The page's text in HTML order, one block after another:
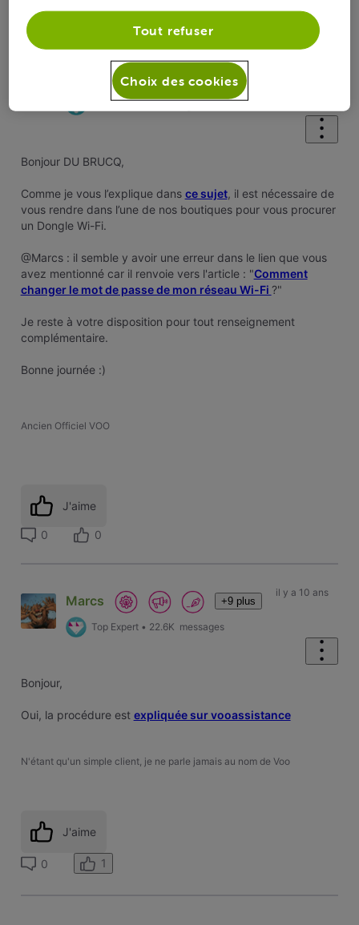
First
Solution acceptée Solution officielle
+9 plus
Bonjour DU BRUCQ,
Comme je vous l’explique dans ce sujet, il est nécessaire de
vous rendre dans l’une de nos boutiques pour vous procurer
un Dongle Wi-Fi.
@Marcs : il semble y avoir une erreur dans le lien que vous
avez mentionné car il renvoie vers l'article : "Comment
changer le mot de passe de mon réseau Wi-Fi ?"
Je reste à votre disposition pour tout renseignement
complémentaire.
Bonne journée :)
Ancien Officiel VOO
J'aime
0 0
Marcs +9 plus
Top Expert • 22.6K messages
il y a 10 ans
Bonjour,
Oui, la procédure est expliquée sur vooassistance
N'étant qu'un simple client, je ne parle jamais au nom de Voo
J'aime
0 1
Tout refuser
Choix des cookies